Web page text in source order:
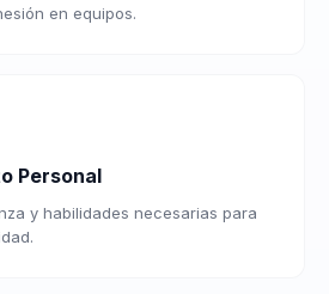
en equipos.
Personal
y habilidades necesarias para